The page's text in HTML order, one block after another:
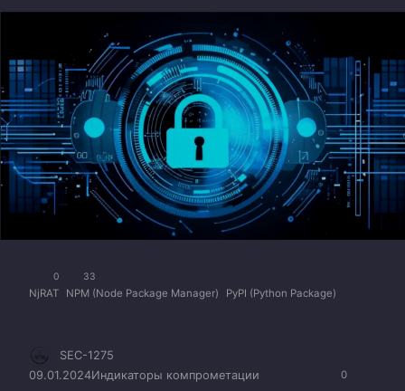
0 33
NjRAT NPM (Node Package Manager) PyPI (Python Package)
0
SEC-1275
09.01.2024Индикаторы компрометации